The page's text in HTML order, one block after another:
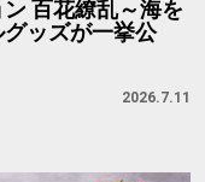
百花繚乱～海を
ッズが一挙公
2026.7.11